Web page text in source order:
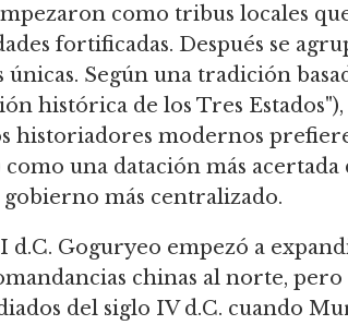
como tribus locales
fortificadas. Después se
Según una tradición
histórica de los Tres
historiadores modernos
una datación más
gobierno más centralizado.
d.C. Goguryeo empezó a
chinas al norte,
del siglo IV d.C. cuando